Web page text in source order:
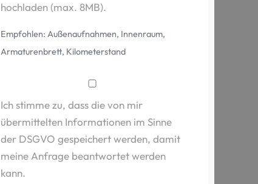
hochladen (max. 8MB).
Empfohlen: Außenaufnahmen, Innenraum,
Armaturenbrett, Kilometerstand
Ich stimme zu, dass die von mir
übermittelten Informationen im Sinne
der DSGVO gespeichert werden, damit
meine Anfrage beantwortet werden
kann.